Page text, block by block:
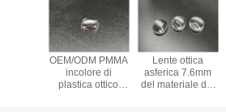
OEM/ODM PMMA
incolore di
plastica ottico
Lente ottica
asferica 7.6mm
del materiale del